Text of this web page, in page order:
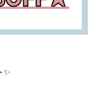
✨